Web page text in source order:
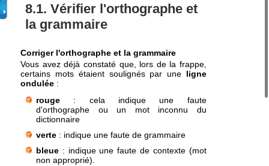
8.1. Vérifier l'orthographe et
la grammaire
Corriger l'orthographe et la grammaire
Vous avez déjà constaté que, lors de la frappe,
certains mots étaient soulignés par une ligne
ondulée :
rouge : cela indique une faute
d'orthographe ou un mot inconnu du
dictionnaire
verte : indique une faute de grammaire
bleue : indique une faute de contexte (mot
non approprié).